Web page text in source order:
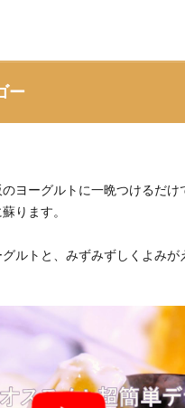
ー
のヨーグルトに一晩つけるだけ
ります。
ルトと、みずみずしくよみが